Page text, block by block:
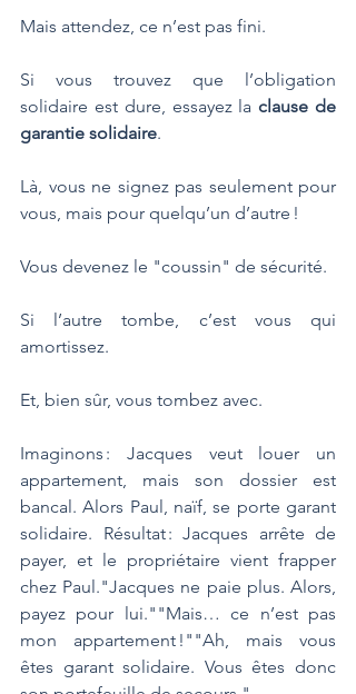
Mais attendez, ce n’est pas fini.
Si vous trouvez que l’obligation
solidaire est dure, essayez la clause de
garantie solidaire.
Là, vous ne signez pas seulement pour
vous, mais pour quelqu’un d’autre !
Vous devenez le "coussin" de sécurité.
Si l’autre tombe, c’est vous qui
amortissez.
Et, bien sûr, vous tombez avec.
Imaginons : Jacques veut louer un
appartement, mais son dossier est
bancal. Alors Paul, naïf, se porte garant
solidaire. Résultat : Jacques arrête de
payer, et le propriétaire vient frapper
chez Paul."Jacques ne paie plus. Alors,
payez pour lui.""Mais… ce n’est pas
mon appartement !""Ah, mais vous
êtes garant solidaire. Vous êtes donc